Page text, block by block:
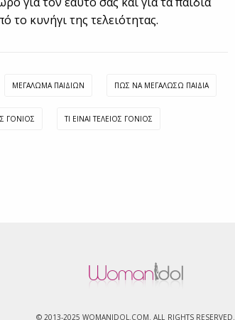
το κυνήγι της τελειότητας.
ΜΕΓΆΛΩΜΑ ΠΑΙΔΙΏΝ ΠΏΣ ΝΑ ΜΕΓΑΛΏΣΩ ΠΑΙΔΙΆ
ΓΟΝΙΌΣ ΤΙ ΕΊΝΑΙ ΤΈΛΕΙΟΣ ΓΟΝΙΌΣ
© 2013-2025 WOMANIDOL.COM. ALL RIGHTS RESERVED.